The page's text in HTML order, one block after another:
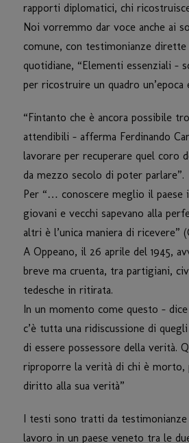
rapporti diplomatici, chi
Noi vorremmo dar voce anche ai
comune, con testimonianze dirette
quotidiane, “Elementi essenziali –
per ricostruire un quadro un’epoca
“Fintanto che è ancora possibile
attendibili – afferma Ferdinando
lavorare per recuperare quel coro
da mezzo secolo di poter parlare”.
Per “… conoscere meglio il paese
giovani e vecchi sapevano alla
altri è l’unica maniera di ricevere”
A Oppeano, il 26 aprile del 1945,
breve ma cruenta, tra partigiani,
tedesche in ritirata.
In un momento come questo –
c’è tutta una ridiscussione di
di essere possessore della verità.
riproporre la verità di chi è morto,
diritto alla sua verità”
I testi sono tratti da testimonianze
lavoro in un paese veneto tra le